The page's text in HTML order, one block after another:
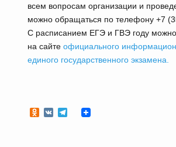
всем вопросам организации и
можно обращаться по телефону +7
С расписанием ЕГЭ и ГВЭ году можно
на сайте официального
единого государственного экзамена.
Odnoklassniki
VKTelegram